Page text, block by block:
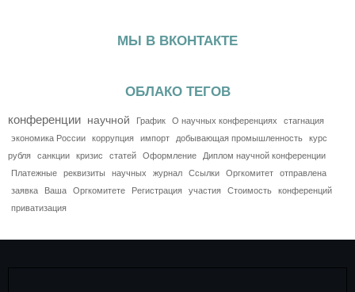
МЫ В ВКОНТАКТЕ
ОБЛАКО ТЕГОВ
конференции научной График О научных конференциях
стагнация
экономика России
коррупция импорт добывающая промышленность
курс
рубля
санкции кризис статей Оформление
Диплом научной конференции
Платежные
реквизиты научных журнал Ссылки Оргкомитет
отправлена
заявка
Ваша Оргкомитете Регистрация участия Стоимость
конференций
приватизация